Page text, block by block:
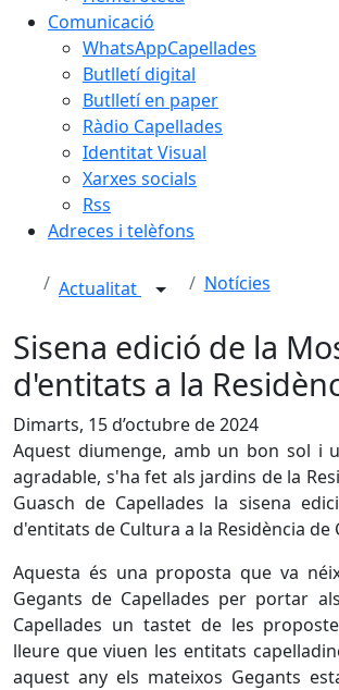
Comunicació
WhatsAppCapellades
Butlletí digital
Butlletí en paper
Ràdio Capellades
Identitat Visual
Xarxes socials
Rss
Adreces i telèfons
Actualitat Notícies
Sisena edició de la
d'entitats a la
Dimarts, 15 d’octubre de 2024
Aquest diumenge, amb un bon sol i
agradable, s'ha fet als jardins de la
Guasch de Capellades la sisena
d'entitats de Cultura a la Residència de
Aquesta és una proposta que va
Gegants de Capellades per portar
Capellades un tastet de les
lleure que viuen les entitats
aquest any els mateixos Gegants